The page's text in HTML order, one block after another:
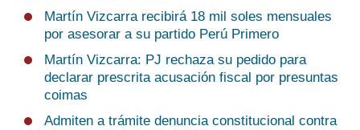
Martín Vizcarra recibirá 18 mil soles mensuales
por asesorar a su partido Perú Primero
Martín Vizcarra: PJ rechaza su pedido para
declarar prescrita acusación fiscal por presuntas
coimas
Admiten a trámite denuncia constitucional contra